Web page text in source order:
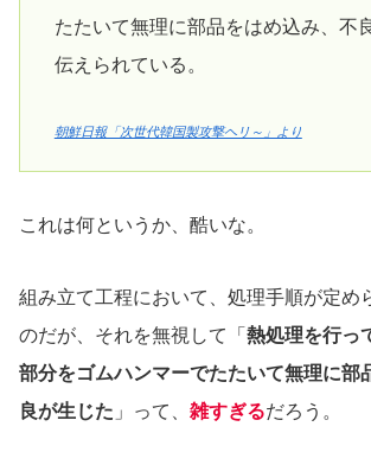
たたいて無理に部品をはめ込み、不
伝えられている。
朝鮮日報「次世代韓国製攻撃ヘリ～」より
これは何というか、酷いな。
組み立て工程において、処理手順が定め
のだが、それを無視して「 熱処理を行っ
部分をゴムハンマーでたたいて無理に部
良が生じた 」って、 雑すぎるだろう。